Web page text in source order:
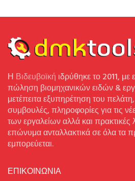
Η Βιδευβοϊκή ιδρύθηκε το 2011, με
πώληση βιομηχανικών ειδών &
μετέπειτα εξυπηρέτηση του
συμβουλές, πληροφορίες για τις
των εργαλείων αλλά και πρακτικές
επώνυμα ανταλλακτικά σε όλα τα
εμπορεύεται.
ΕΠΙΚΟΙΝΩΝΙΑ